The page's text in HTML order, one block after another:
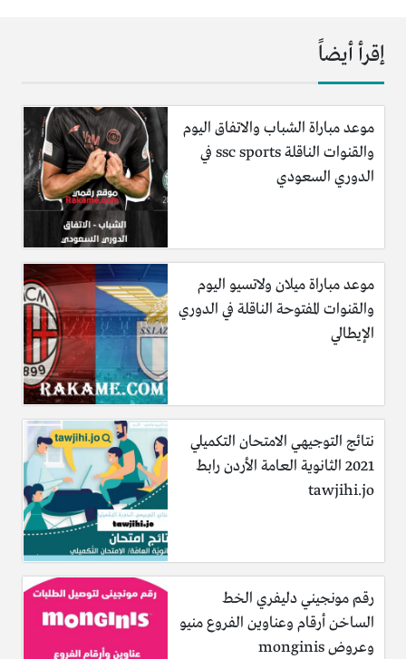
إقرأ أيضاً
موعد مباراة الشباب والاتفاق اليوم
والقنوات الناقلة ssc sports في
الدوري السعودي
موعد مباراة ميلان ولاتسيو اليوم
والقنوات المفتوحة الناقلة في الدوري
الإيطالي
نتائج التوجيهي الامتحان التكميلي
2021 الثانوية العامة الأردن رابط
tawjihi.jo
رقم مونجيني دليفري الخط
الساخن أرقام وعناوين الفروع منيو
وعروض monginis